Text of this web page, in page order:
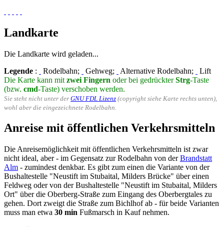
Landkarte
Die Landkarte wird geladen...
Legende : Rodelbahn; Gehweg; Alternative Rodelbahn;
Lift
Die Karte kann mit zwei Fingern oder bei gedrückterStrg-Taste
(bzw. cmd-Taste) verschoben werden.
Sie steht nicht unter der GNU FDL Lizenz (copyright siehe Karte rechts unten),
wohl aber die eingezeichnete Rodelbahn.
Anreise mit öffentlichen Verkehrsmitteln
Die Anreisemöglichkeit mit öffentlichen Verkehrsmitteln ist zwar
nicht ideal, aber - im Gegensatz zur Rodelbahn von derBrandstatt
Alm - zumindest denkbar. Es gibt zum einen die Variante von der
Bushaltestelle "Neustift im Stubaital, Milders Brücke" über einen
Feldweg oder von der Bushaltestelle "Neustift im Stubaital, Milders
Ort" über die Oberberg-Straße zum Eingang des Oberbergtales zu
gehen. Dort zweigt die Straße zum Bichlhof ab - für beide Varianten
muss man etwa 30 min Fußmarsch in Kauf nehmen.